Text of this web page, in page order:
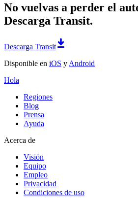
No vuelvas a perder el
Descarga Transit.
Descarga Transit
Disponible en iOS y Android
Hola
Regiones
Blog
Prensa
Ayuda
Acerca de
Visión
Equipo
Empleo
Privacidad
Condiciones de uso